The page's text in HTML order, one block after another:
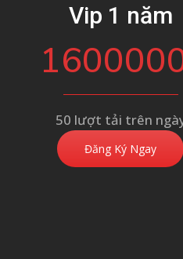
Vip 1 năm
50 lượt tải trên
Đăng Ký Ngay